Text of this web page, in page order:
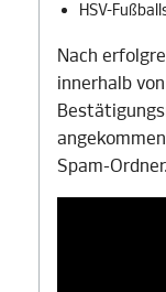
HSV-
Nach
innerhalb
Spam-Ordner.